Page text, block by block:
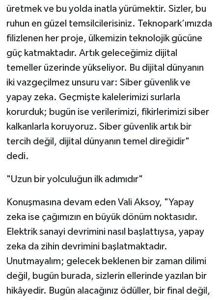
üretmek ve bu yolda inatla yürümektir. Sizler, bu
ruhun en güzel temsilcilerisiniz. Teknopark’ımızda
filizlenen her proje, ülkemizin teknolojik gücüne
güç katmaktadır. Artık geleceğimiz dijital
temeller üzerinde yükseliyor. Bu dijital dünyanın
iki vazgeçilmez unsuru var: Siber güvenlik ve
yapay zeka. Geçmişte kalelerimizi surlarla
korurduk; bugün ise verilerimizi, fikirlerimizi siber
kalkanlarla koruyoruz. Siber güvenlik artık bir
tercih değil, dijital dünyanın temel direğidir"
dedi.
"Uzun bir yolculuğun ilk adımıdır"
Konuşmasına devam eden Vali Aksoy, "Yapay
zeka ise çağımızın en büyük dönüm noktasıdır.
Elektrik sanayi devrimini nasıl başlattıysa, yapay
zeka da zihin devrimini başlatmaktadır.
Unutmayalım; gelecek beklenen bir zaman dilimi
değil, bugün burada, sizlerin ellerinde yazılan bir
hikâyedir. Bugün alacağınız ödüller, bir final değil,